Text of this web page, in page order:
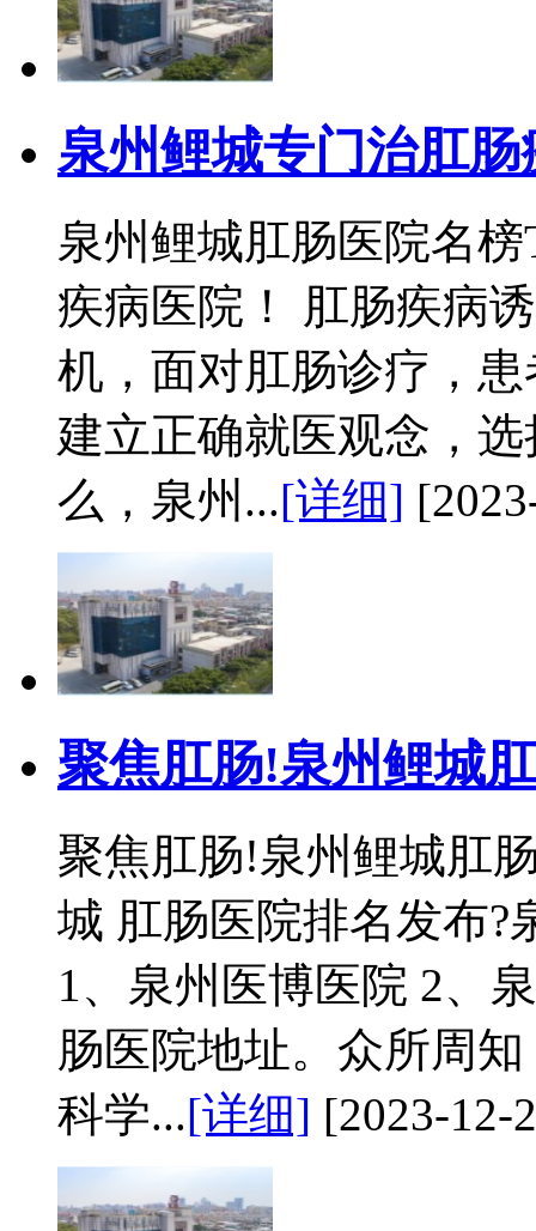
泉州鲤城专门治肛
泉州鲤城肛肠医院名
疾病医院！ 肛肠疾病
机，面对肛肠诊疗，
建立正确就医观念，
么，泉州...[详细]
聚焦肛肠!泉州鲤城
聚焦肛肠!泉州鲤城肛
城 肛肠医院排名发布?
1、泉州医博医院 2、
肠医院地址。众所周
科学...[详细] [2023-12-